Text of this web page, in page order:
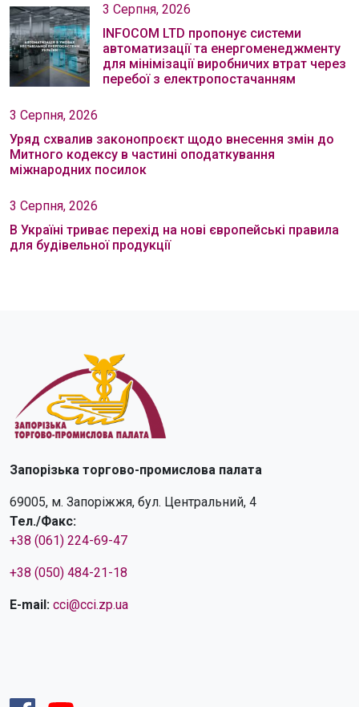
3 Серпня, 2026
INFOCOM LTD пропонує системи
автоматизації та енергоменеджменту
для мінімізації виробничих втрат через
перебої з електропостачанням
3 Серпня, 2026
Уряд схвалив законопроєкт щодо внесення змін до
Митного кодексу в частині оподаткування
міжнародних посилок
3 Серпня, 2026
В Україні триває перехід на нові європейські правила
для будівельної продукції
Запорізька торгово-промислова палата
69005, м. Запоріжжя, бул. Центральний, 4
Тел./Факс:
+38 (061) 224-69-47
+38 (050) 484-21-18
E-mail: cci@cci.zp.ua